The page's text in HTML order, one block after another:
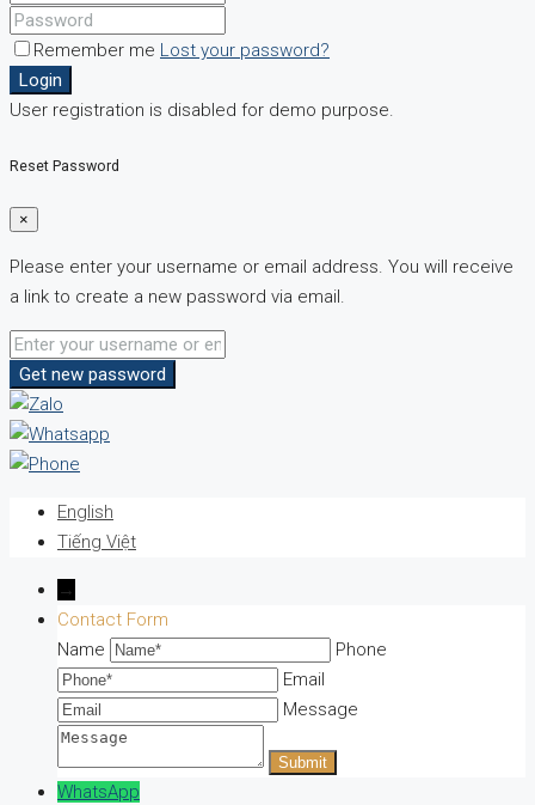
Remember me Lost your password?
Login
User registration is disabled for demo purpose.
Reset Password
×
Please enter your username or email address. You will receive
a link to create a new password via email.
Get new password
English
Tiếng Việt
→
Contact Form
Name
Phone
Email
Message
WhatsApp